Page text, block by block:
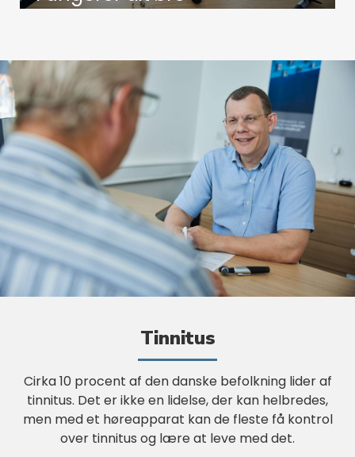
Tinnitus
Cirka 10 procent af den danske befolkning lider af
tinnitus. Det er ikke en lidelse, der kan helbredes,
men med et høreapparat kan de fleste få kontrol
over tinnitus og lære at leve med det.